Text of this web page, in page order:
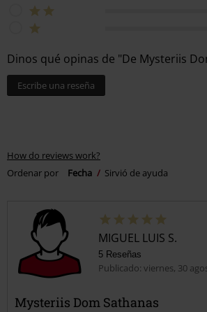
Dinos qué opinas de "De Mysteriis
Escribe una reseña
How do reviews work?
Ordenar por
Fecha Sirvió de ayuda
MIGUEL LUIS S.
5 Reseñas
Publicado: viernes, 30
Mysteriis Dom Sathanas